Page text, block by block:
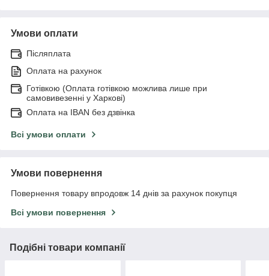
Умови оплати
Післяплата
Оплата на рахунок
Готівкою (Оплата готівкою можлива лише при
самовивезенні у Харкові)
Оплата на IBAN без дзвінка
Всі умови оплати
Умови повернення
Повернення товару впродовж 14 днів за рахунок покупця
Всі умови повернення
Подібні товари компанії